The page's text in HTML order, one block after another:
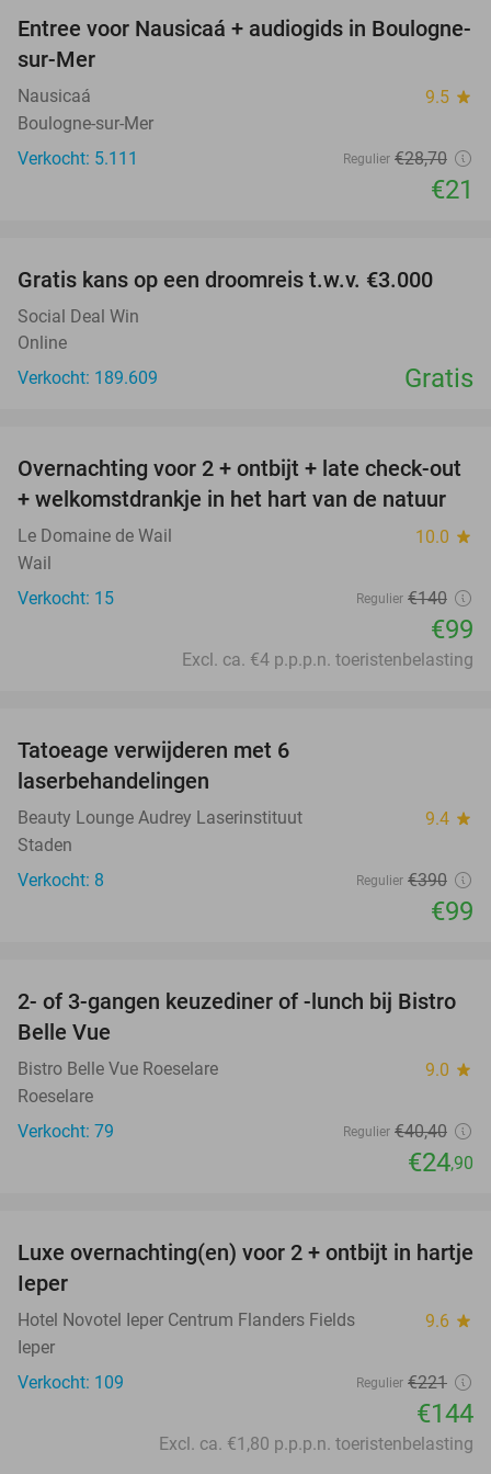
27%
Entree voor Nausicaá + audiogids in Boulogne-
sur-Mer
Nausicaá 9.5 star
Boulogne-sur-Mer
Verkocht: 5.111
Regulier €28,70
€21
Gratis kans op een droomreis t.w.v. €3.000
Social Deal Win
Online
Verkocht: 189.609
Gratis
29%
Overnachting voor 2 + ontbijt + late check-out
+ welkomstdrankje in het hart van de natuur
Le Domaine de Wail 10.0 star
Wail
Verkocht: 15
Regulier €140
€99
Excl. ca. €4 p.p.p.n. toeristenbelasting
Tatoeage verwijderen met 6
laserbehandelingen
Beauty Lounge Audrey Laserinstituut 9.4 star
Staden
Verkocht: 8
Regulier €390
€99
38%
2- of 3-gangen keuzediner of -lunch bij Bistro
Belle Vue
Bistro Belle Vue Roeselare 9.0 star
Roeselare
Verkocht: 79
Regulier €40,40
€24,90
35%
Luxe overnachting(en) voor 2 + ontbijt in hartje
Ieper
Hotel Novotel Ieper Centrum Flanders Fields 9.6 star
Ieper
Verkocht: 109
Regulier €221
€144
Excl. ca. €1,80 p.p.p.n. toeristenbelasting